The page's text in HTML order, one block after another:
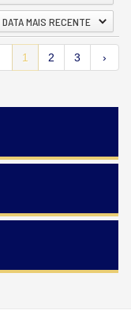
DATA MAIS RECENTE
1 2 3 ›